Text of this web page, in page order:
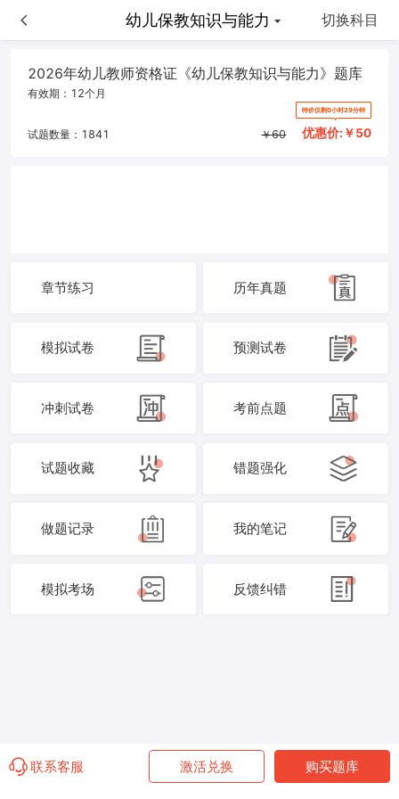
幼儿保教知识与能力 切换科目
幼儿保教知识与能力
2026年幼儿教师资格证《幼儿保教知识与能力》题库
有效期： 12个月
试题数量： 1841 ￥60
特价仅剩0小时29分钟
优惠价:￥50
章节练习 历年真题
模拟试卷 预测试卷
冲刺试卷 考前点题
试题收藏 错题强化
做题记录 我的笔记
模拟考场 反馈纠错
联系客服 激活兑换 购买题库